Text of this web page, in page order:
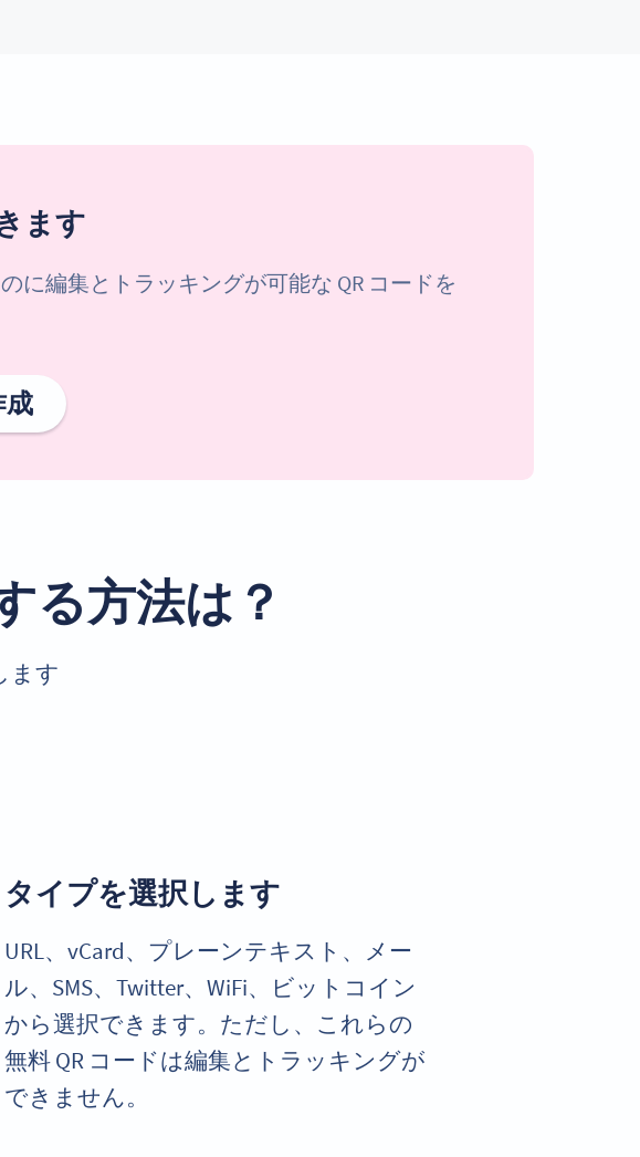
ます
に編集とトラッキングが可能な QR コードを
る方法は？
ます
タイプを選択します
URL、vCard、プレーンテキスト、メー
ル、SMS、Twitter、WiFi、ビットコイン
から選択できます。ただし、これらの
無料 QR コードは編集とトラッキングが
できません。